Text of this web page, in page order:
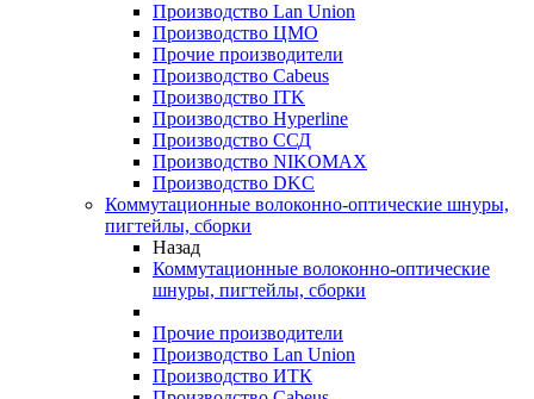
Производство Lan Union
Производство ЦМО
Прочие производители
Производство Cabeus
Производство ITK
Производство Hyperline
Производство ССД
Производство NIKOMAX
Производство DKC
Коммутационные волоконно-оптические шнуры,
пигтейлы, сборки
Назад
Коммутационные волоконно-оптические
шнуры, пигтейлы, сборки
Прочие производители
Производство Lan Union
Производство ИТК